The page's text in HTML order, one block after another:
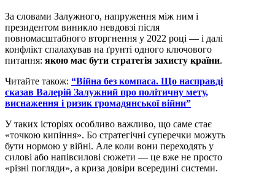
За словами Залужного, напруження між ним і
президентом виникло невдовзі після
повномасштабного вторгнення у 2022 році — і далі
конфлікт спалахував на ґрунті одного ключового
питання: якою має бути стратегія захисту країни.
Читайте також: “Війна без компаса. Що насправді
сказав Валерій Залужний про політичну мету,
виснаження і ризик громадянської війни”
У таких історіях особливо важливо, що саме стає
«точкою кипіння». Бо стратегічні суперечки можуть
бути нормою у війні. Але коли вони переходять у
силові або напівсилові сюжети — це вже не просто
«різні погляди», а криза довіри всередині системи.